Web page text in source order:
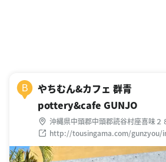
B
やちむん&カフェ 群青
pottery&cafe GUNJO
沖縄県中頭郡中頭郡読谷村座喜味２
http://tousingama.com/gunzyou/